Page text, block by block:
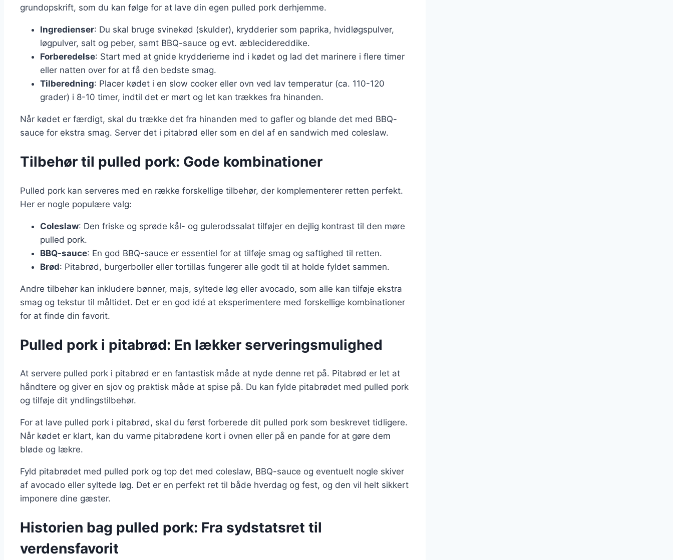
grundopskrift, som du kan følge for at lave din egen pulled pork derhjemme.
Ingredienser: Du skal bruge svinekød (skulder), krydderier som paprika, hvidløgspulver,
løgpulver, salt og peber, samt BBQ-sauce og evt. æblecidereddike.
Forberedelse: Start med at gnide krydderierne ind i kødet og lad det marinere i flere timer
eller natten over for at få den bedste smag.
Tilberedning: Placer kødet i en slow cooker eller ovn ved lav temperatur (ca. 110-120
grader) i 8-10 timer, indtil det er mørt og let kan trækkes fra hinanden.
Når kødet er færdigt, skal du trække det fra hinanden med to gafler og blande det med BBQ-
sauce for ekstra smag. Server det i pitabrød eller som en del af en sandwich med coleslaw.
Tilbehør til pulled pork: Gode kombinationer
Pulled pork kan serveres med en række forskellige tilbehør, der komplementerer retten perfekt.
Her er nogle populære valg:
Coleslaw: Den friske og sprøde kål- og gulerodssalat tilføjer en dejlig kontrast til den møre
pulled pork.
BBQ-sauce: En god BBQ-sauce er essentiel for at tilføje smag og saftighed til retten.
Brød: Pitabrød, burgerboller eller tortillas fungerer alle godt til at holde fyldet sammen.
Andre tilbehør kan inkludere bønner, majs, syltede løg eller avocado, som alle kan tilføje ekstra
smag og tekstur til måltidet. Det er en god idé at eksperimentere med forskellige kombinationer
for at finde din favorit.
Pulled pork i pitabrød: En lækker serveringsmulighed
At servere pulled pork i pitabrød er en fantastisk måde at nyde denne ret på. Pitabrød er let at
håndtere og giver en sjov og praktisk måde at spise på. Du kan fylde pitabrødet med pulled pork
og tilføje dit yndlingstilbehør.
For at lave pulled pork i pitabrød, skal du først forberede dit pulled pork som beskrevet tidligere.
Når kødet er klart, kan du varme pitabrødene kort i ovnen eller på en pande for at gøre dem
bløde og lækre.
Fyld pitabrødet med pulled pork og top det med coleslaw, BBQ-sauce og eventuelt nogle skiver
af avocado eller syltede løg. Det er en perfekt ret til både hverdag og fest, og den vil helt sikkert
imponere dine gæster.
Historien bag pulled pork: Fra sydstatsret til
verdensfavorit